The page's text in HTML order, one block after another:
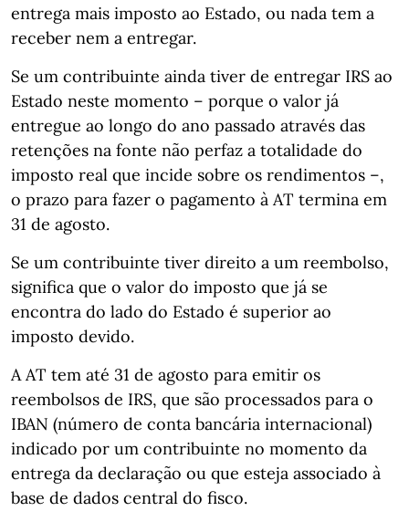
entrega mais imposto ao Estado, ou nada tem a
receber nem a entregar.
Se um contribuinte ainda tiver de entregar IRS ao
Estado neste momento – porque o valor já
entregue ao longo do ano passado através das
retenções na fonte não perfaz a totalidade do
imposto real que incide sobre os rendimentos –,
o prazo para fazer o pagamento à AT termina em
31 de agosto.
Se um contribuinte tiver direito a um reembolso,
significa que o valor do imposto que já se
encontra do lado do Estado é superior ao
imposto devido.
A AT tem até 31 de agosto para emitir os
reembolsos de IRS, que são processados para o
IBAN (número de conta bancária internacional)
indicado por um contribuinte no momento da
entrega da declaração ou que esteja associado à
base de dados central do fisco.